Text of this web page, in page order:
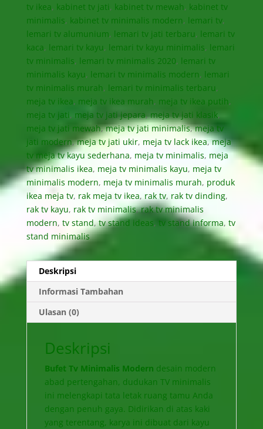
tv ikea, kabinet tv jati, kabinet tv mewah, kabinet tv
minimalis, kabinet tv minimalis modern, lemari tv,
lemari tv alumunium, lemari tv jati terbaru, lemari tv
kaca, lemari tv kayu, lemari tv kayu minimalis, lemari
tv minimalis, lemari tv minimalis 2020, lemari tv
minimalis kayu, lemari tv minimalis modern, lemari
tv minimalis murah, lemari tv minimalis terbaru,
meja tv ikea, meja tv ikea murah, meja tv ikea putih,
meja tv jati, meja tv jati jepara,meja tv jati klasik,
meja tv jati mewah,meja tv jati minimalis,meja tv
jati modern,meja tv jati ukir, meja tv lack ikea,meja
tv meja tv kayu sederhana, meja tv minimalis, meja
tv minimalis ikea, meja tv minimalis kayu, meja tv
minimalis modern, meja tv minimalis murah, produk
ikea meja tv, rak meja tv ikea, rak tv, rak tv dinding,
rak tv kayu, rak tv minimalis,rak tv minimalis
modern, tv stand,tv stand ideas, tv stand informa, tv
stand minimalis
Deskripsi
Informasi Tambahan
Ulasan (0)
Deskripsi
Bufet Tv Minimalis Modern desain modern
abad pertengahan, dudukan TV minimalis
ini melengkapi tata letak ruang tamu Anda
dengan penuh gaya. Didirikan di atas kaki
yang terentang, karya ini dibuat dari kayu